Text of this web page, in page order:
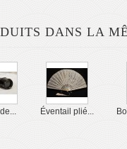
DANS LA
Éventail plié...